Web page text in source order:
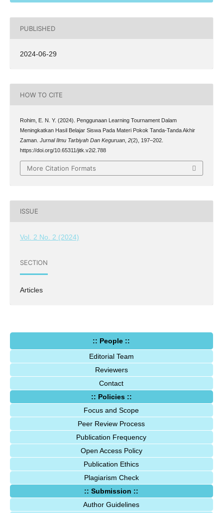
PUBLISHED
2024-06-29
HOW TO CITE
Rohim, E. N. Y. (2024). Penggunaan Learning Tournament Dalam
Meningkatkan Hasil Belajar Siswa Pada Materi Pokok Tanda-Tanda Akhir
Zaman. Jurnal Ilmu Tarbiyah Dan Keguruan, 2(2), 197–202.
https://doi.org/10.65311/jitk.v2i2.788
More Citation Formats
ISSUE
Vol. 2 No. 2 (2024)
SECTION
Articles
:: People ::
Editorial Team
Reviewers
Contact
:: Policies ::
Focus and Scope
Peer Review Process
Publication Frequency
Open Access Policy
Publication Ethics
Plagiarism Check
:: Submission ::
Author Guidelines